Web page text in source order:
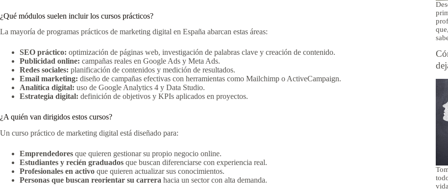
¿Qué módulos suelen incluir los cursos prácticos?
La mayoría de programas prácticos de marketing digital en España abarcan estas áreas:
SEO práctico: optimización de páginas web, investigación de palabras clave y creación de contenido.
Publicidad online: campañas reales en Google Ads y Meta Ads.
Redes sociales: planificación de contenidos y medición de resultados.
Email marketing: diseño de campañas efectivas con herramientas como Mailchimp o ActiveCampaign.
Analítica digital: uso de Google Analytics 4 y Data Studio.
Estrategia digital: definición de objetivos y KPIs aplicados en proyectos.
¿A quién van dirigidos estos cursos?
Un curso práctico de marketing digital está diseñado para:
Emprendedores que quieren gestionar su propio negocio online.
Estudiantes y recién graduados que buscan diferenciarse con experiencia real.
Profesionales en activo que quieren actualizar sus conocimientos.
Personas que buscan reorientar su carrera hacia un sector con alta demanda.